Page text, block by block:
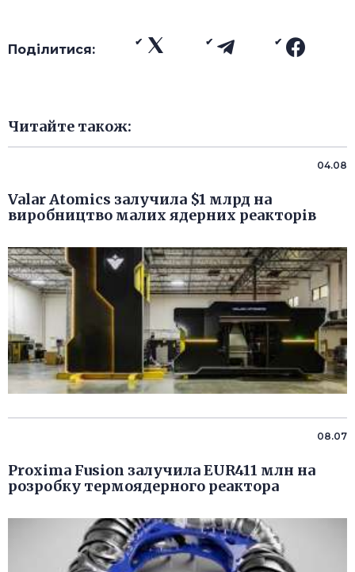
Поділитися:
Читайте також:
04.08
Valar Atomics залучила $1 млрд на
виробництво малих ядерних реакторів
08.07
Proxima Fusion залучила EUR411 млн на
розробку термоядерного реактора